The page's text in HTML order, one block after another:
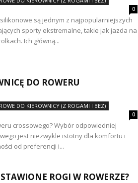
0
są jednym z najpopularniejszych
sporty ekstremalne, takie jak jazda na
Ich główną...
DO ROWERU
DO KIEROWNICY (Z ROGAMI I BEZ)
0
crossowego? Wybór odpowiedniej
jest niezwykle istotny dla komfortu i
od preferencji i...
ROGI W ROWERZE?